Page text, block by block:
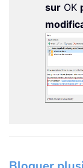
sur OK